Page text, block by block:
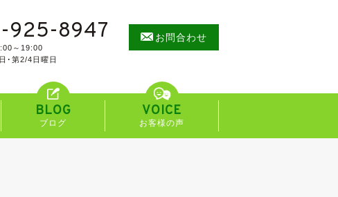
925-8947
～19:00
･第2/4日曜日
お問合わせ
BLOG
ブログ
VOICE
お客様の声